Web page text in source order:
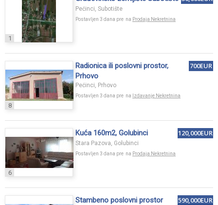
1
Pećinci, Subotište
Postavljen 3 dana pre na Prodaja Nekretnina
8
Radionica ili poslovni prostor,
Prhovo
Pećinci, Prhovo
Postavljen 3 dana pre na Izdavanje Nekretnina
700EUR
6
Kuća 160m2, Golubinci
Stara Pazova, Golubinci
Postavljen 3 dana pre na Prodaja Nekretnina
120,000EUR
Stambeno poslovni prostor
590,000EUR